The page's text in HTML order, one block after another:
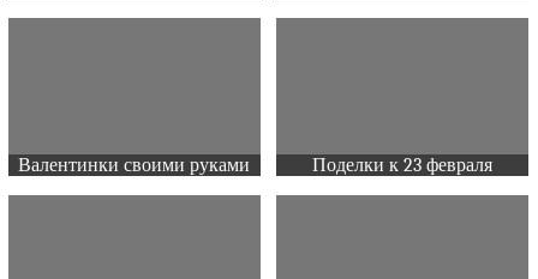
Валентинки своими руками Поделки к 23 февраля